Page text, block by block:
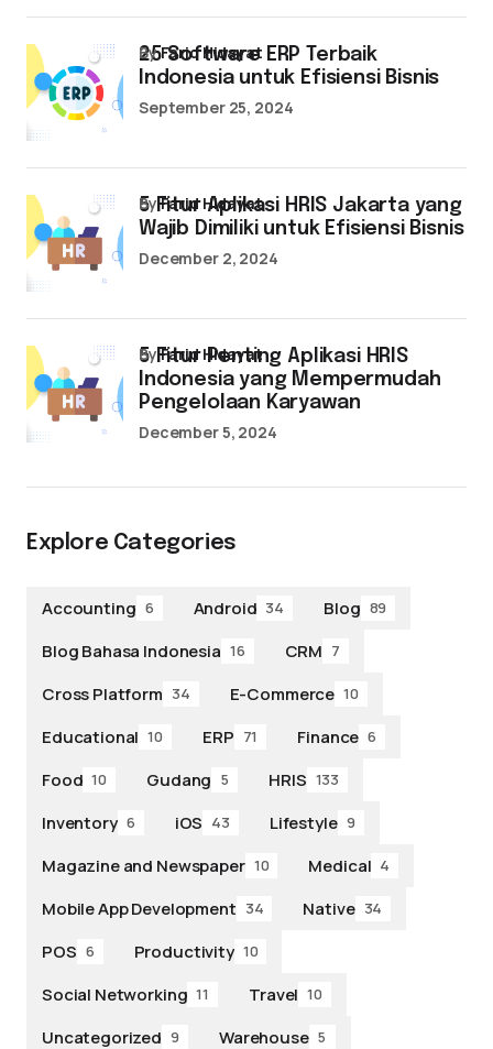
25 Software ERP Terbaik
Indonesia untuk Efisiensi Bisnis
byFarid Hidayat
September 25, 2024
5 Fitur Aplikasi HRIS Jakarta yang
Wajib Dimiliki untuk Efisiensi Bisnis
byFarid Hidayat
December 2, 2024
5 Fitur Penting Aplikasi HRIS
Indonesia yang Mempermudah
Pengelolaan Karyawan
byFarid Hidayat
December 5, 2024
Explore Categories
Accounting 6 Android 34 Blog 89
Blog Bahasa Indonesia 16 CRM 7
Cross Platform 34 E-Commerce 10
Educational 10 ERP 71 Finance 6
Food 10 Gudang 5 HRIS 133
Inventory 6 iOS 43 Lifestyle 9
Magazine and Newspaper 10 Medical 4
Mobile App Development 34 Native 34
POS 6 Productivity 10
Social Networking 11 Travel 10
Uncategorized 9 Warehouse 5